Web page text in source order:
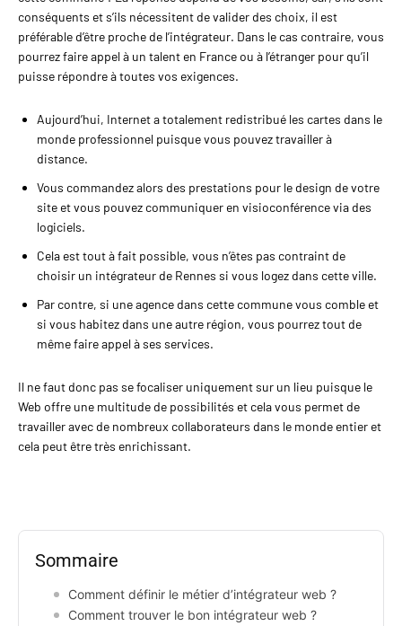
Sommaire
Comment définir le métier d’intégrateur web ?
Comment trouver le bon intégrateur web ?
conséquents et s’ils nécessitent de valider des choix, il est
préférable d’être proche de l’intégrateur. Dans le cas contraire, vous
pourrez faire appel à un talent en France ou à l’étranger pour qu’il
puisse répondre à toutes vos exigences.
Aujourd’hui, Internet a totalement redistribué les cartes dans le
monde professionnel puisque vous pouvez travailler à
distance.
Vous commandez alors des prestations pour le design de votre
site et vous pouvez communiquer en visioconférence via des
logiciels.
Cela est tout à fait possible, vous n’êtes pas contraint de
choisir un intégrateur de Rennes si vous logez dans cette ville.
Par contre, si une agence dans cette commune vous comble et
si vous habitez dans une autre région, vous pourrez tout de
même faire appel à ses services.
Il ne faut donc pas se focaliser uniquement sur un lieu puisque le
Web offre une multitude de possibilités et cela vous permet de
travailler avec de nombreux collaborateurs dans le monde entier et
cela peut être très enrichissant.